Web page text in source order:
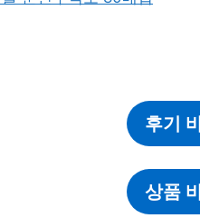
후기
상품